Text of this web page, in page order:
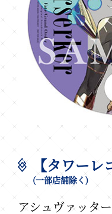
【タワーレ
(一部店舗除く)
アシュヴァッタ